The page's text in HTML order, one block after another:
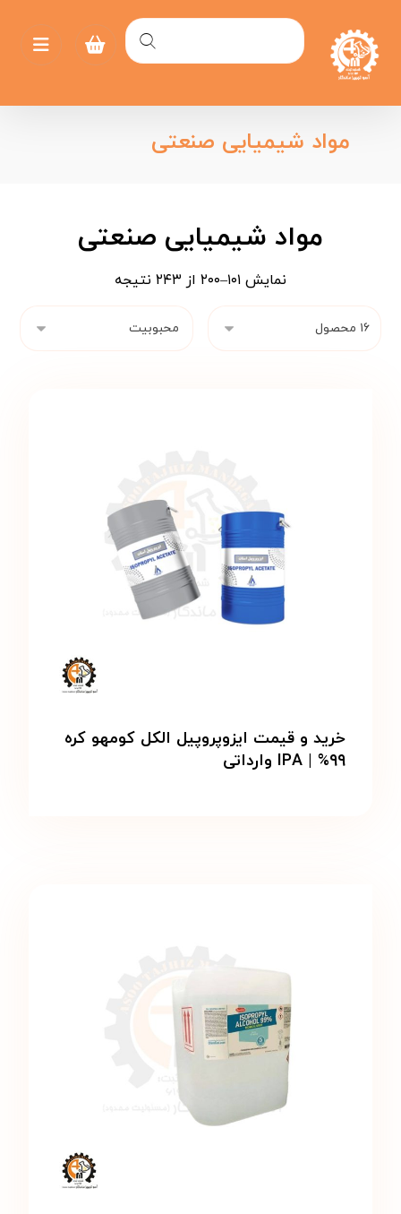
مواد شیمیایی صنعتی
مواد شیمیایی صنعتی
نمایش ۱۰۱–۲۰۰ از ۲۴۳ نتیجه
خرید و قیمت ایزوپروپیل الکل کومهو کره
۹۹% | IPA وارداتی